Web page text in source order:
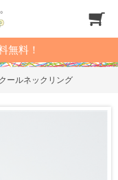
無料！
クールネックリング